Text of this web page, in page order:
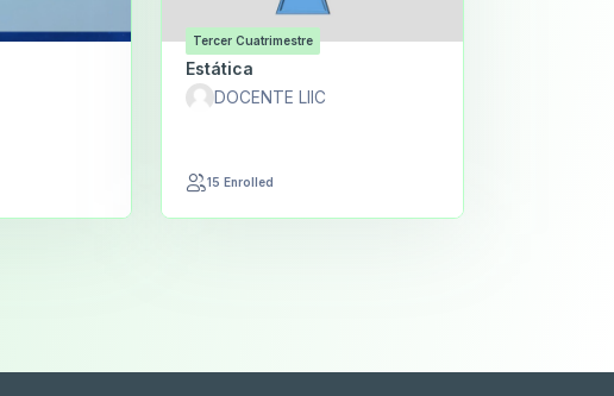
Tercer Cuatrimestre
Estática
DOCENTE LIIC
15 Enrolled